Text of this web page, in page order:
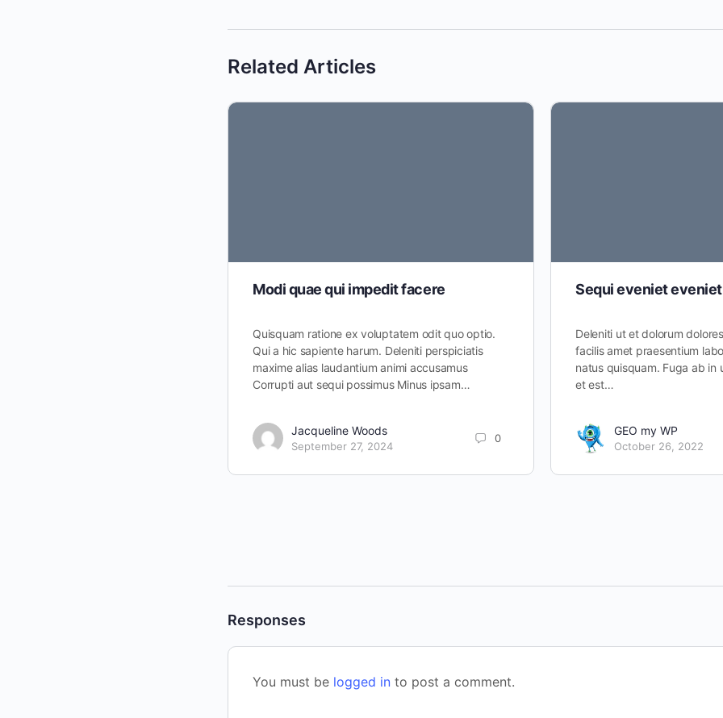
Related Articles
Modi quae qui impedit facere
Quisquam ratione ex voluptatem odit quo optio.
Qui a hic sapiente harum. Deleniti perspiciatis
maxime alias laudantium animi accusamus
Corrupti aut sequi possimus Minus ipsam…
Jacqueline Woods
September 27, 2024
0
Sequi eveniet
Deleniti ut et dolorum
facilis amet praesentium
natus quisquam. Fuga ab in
et est…
GEO my WP
October 26, 2022
Responses
You must be logged in to post a comment.